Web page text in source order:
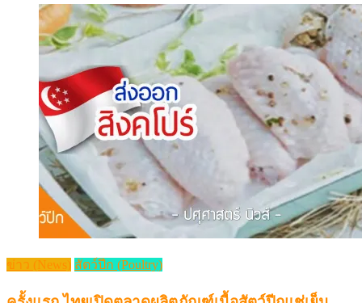
ข่าว (News) สัตว์ปีก (Poultry)